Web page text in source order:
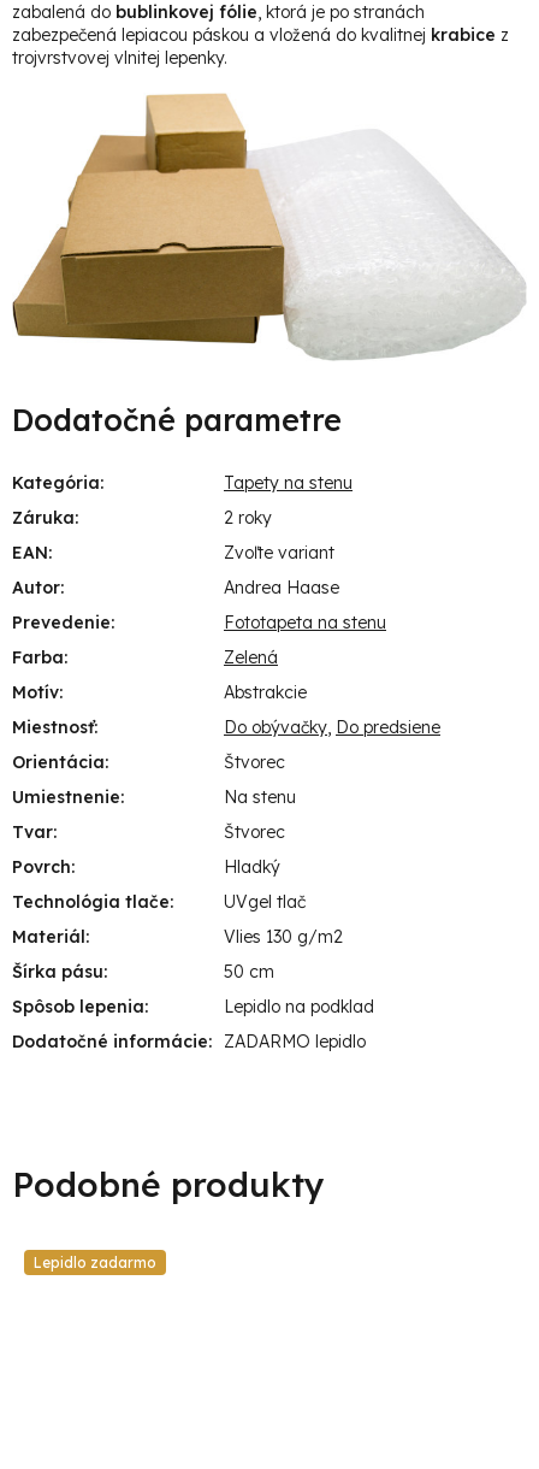
zabalená do bublinkovej fólie, ktorá je po stranách
zabezpečená lepiacou páskou a vložená do kvalitnej krabice z
trojvrstvovej vlnitej lepenky.
Dodatočné parametre
Kategória:
Tapety na stenu
Záruka:
2 roky
EAN:
Zvoľte variant
Autor:
Andrea Haase
Prevedenie:
Fototapeta na stenu
Farba:
Zelená
Motív:
Abstrakcie
Miestnosť: Do obývačky, Do predsiene
Orientácia:
Štvorec
Umiestnenie:
Na stenu
Tvar:
Štvorec
Povrch:
Hladký
Technológia tlače:
UVgel tlač
Materiál:
Vlies 130 g/m2
Šírka pásu:
50 cm
Spôsob lepenia:
Lepidlo na podklad
Dodatočné informácie: ZADARMO lepidlo
Lepidlo zadarmo